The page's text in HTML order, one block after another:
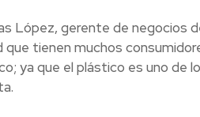
López, gerente de negocios
que tienen muchos
ya que el plástico es uno de